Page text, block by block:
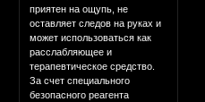
приятен на ощупь, не
оставляет следов на руках и
может использоваться как
расслабляющее и
терапевтическое средство.
За счет специального
безопасного реагента